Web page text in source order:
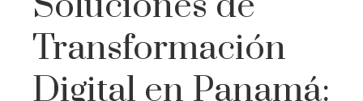
Transformación
Digital en Panamá: